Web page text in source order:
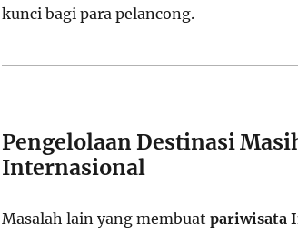
kunci bagi para pelancong.
Pengelolaan Destinasi
Internasional
Masalah lain yang membuat pariwisata